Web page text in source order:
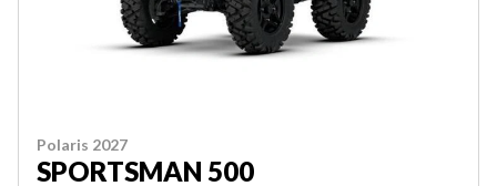
Polaris 2027
SPORTSMAN 500